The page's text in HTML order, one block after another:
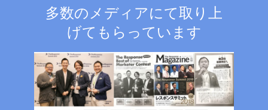
多数のメディアにて取り上
げてもらっています